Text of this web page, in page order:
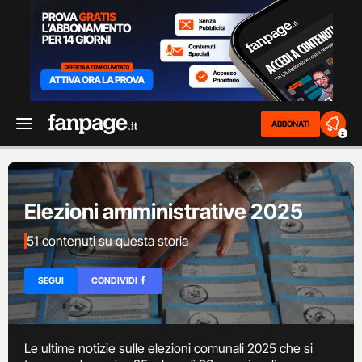
ABBONATI
2
Elezioni amministrative 2025
51 contenuti su questa storia
SEGUI CONDIVIDI
Le ultime notizie sulle elezioni comunali 2025 che si